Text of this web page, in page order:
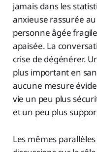
jamais dans les
anxieuse rassurée
personne âgée
apaisée. La
crise de dégénérer.
plus important en
aucune mesure
vie un peu plus
et un peu plus
Les mêmes